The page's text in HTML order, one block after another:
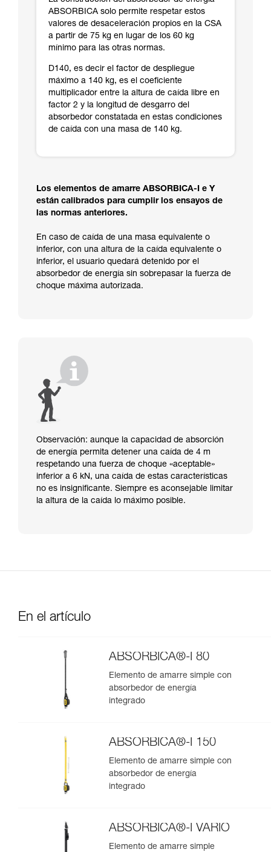
ABSORBICA solo permite respetar estos
valores de desaceleración propios en la CSA
a partir de 75 kg en lugar de los 60 kg
mínimo para las otras normas.
D140, es decir el factor de despliegue
máximo a 140 kg, es el coeficiente
multiplicador entre la altura de caída libre en
factor 2 y la longitud de desgarro del
absorbedor constatada en estas condiciones
de caída con una masa de 140 kg.
Los elementos de amarre ABSORBICA-I e Y
están calibrados para cumplir los ensayos de
las normas anteriores.
En caso de caída de una masa equivalente o
inferior, con una altura de la caída equivalente o
inferior, el usuario quedará detenido por el
absorbedor de energía sin sobrepasar la fuerza de
choque máxima autorizada.
Observación: aunque la capacidad de absorción
de energía permita detener una caída de 4 m
respetando una fuerza de choque «aceptable»
inferior a 6 kN, una caída de estas características
no es insignificante. Siempre es aconsejable limitar
la altura de la caída lo máximo posible.
En el artículo
ABSORBICA®-I 80
Elemento de amarre simple con
absorbedor de energía
integrado
ABSORBICA®-I 150
Elemento de amarre simple con
absorbedor de energía
integrado
ABSORBICA®-I VARIO
Elemento de amarre simple